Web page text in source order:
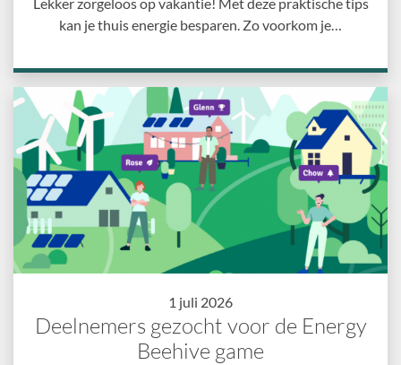
kan je thuis energie besparen. Zo voorkom je…
1 juli 2026
Deelnemers gezocht voor de Energy
Beehive game